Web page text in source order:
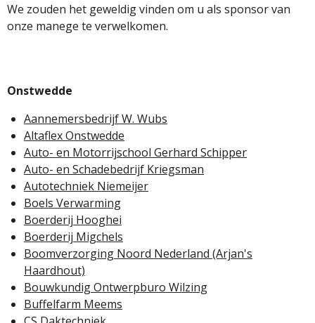
We zouden het geweldig vinden om u als sponsor van
onze manege te verwelkomen.
Onstwedde
Aannemersbedrijf W. Wubs
Altaflex Onstwedde
Auto- en Motorrijschool Gerhard Schipper
Auto- en Schadebedrijf Kriegsman
Autotechniek Niemeijer
Boels Verwarming
Boerderij Hooghei
Boerderij Migchels
Boomverzorging Noord Nederland (Arjan's
Haardhout)
Bouwkundig Ontwerpburo Wilzing
Buffelfarm Meems